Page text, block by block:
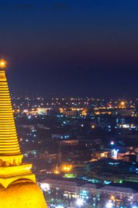
{ echo ''; }, 999);